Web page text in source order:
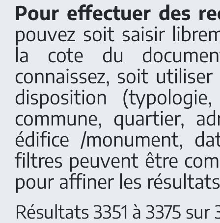
Pour effectuer des
pouvez soit saisir
la cote du
connaissez, soit
disposition
commune, quartier,
édifice /monument,
filtres peuvent être
pour affiner les
Résultats 3351 à 3375